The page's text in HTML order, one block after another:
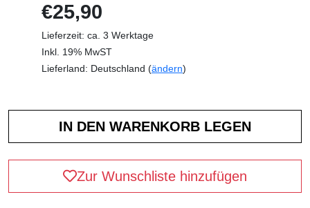
€25,90
Lieferzeit: ca. 3 Werktage
Inkl. 19% MwST
Lieferland: Deutschland (ändern)
Zur Wunschliste hinzufügen